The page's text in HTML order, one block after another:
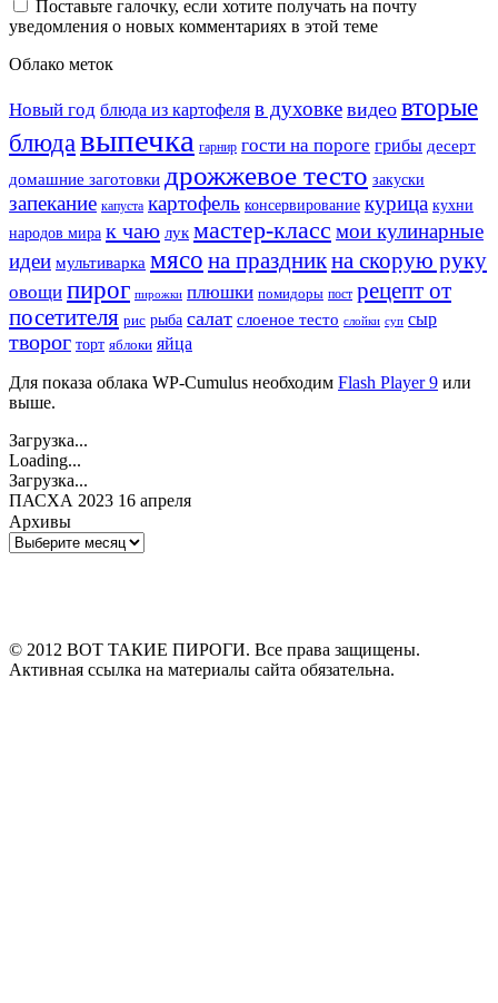
Поставьте галочку, если хотите получать на почту
уведомления о новых комментариях в этой теме
Облако меток
Новый год блюда из картофеля в духовке видео вторые
блюдавыпечка гарнир гости на пороге грибы десерт
домашние заготовки дрожжевое тесто закуски
запекание капуста картофель консервирование курица кухни
народов мира к чаю лук мастер-класс мои кулинарные
идеи мультиварка мясо на праздникна скорую руку
овощи пирог пирожки плюшки помидоры пост рецепт от
посетителя рис рыба салат слоеное тесто слойки суп сыр
творог торт яблоки яйца
Для показа облака WP-Cumulus необходим Flash Player 9 или
выше.
Загрузка...
Loading...
Загрузка...
ПАСХА 2023 16 апреля
Архивы
Архивы
© 2012 ВОТ ТАКИЕ ПИРОГИ. Все права защищены.
Активная ссылка на материалы сайта обязательна.